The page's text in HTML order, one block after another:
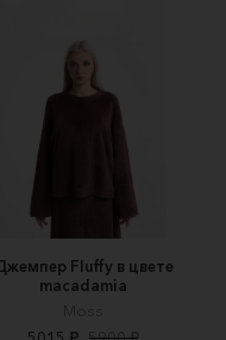
Fluffy в цвете
macadamia
Moss